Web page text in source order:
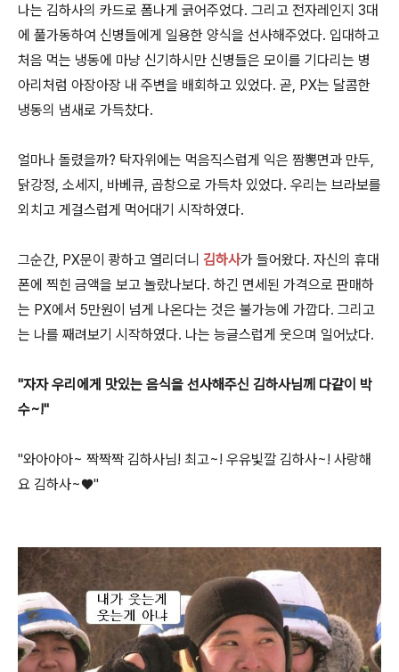
나는 김하사의 카드로 폼나게 긁어주었다. 그리고 전자레인지 3대
에 풀가동하여 신병들에게 일용한 양식을 선사해주었다. 입대하고
처음 먹는 냉동에 마냥 신기하시만 신병들은 모이를 기다리는 병
아리처럼 아장아장 내 주변을 배회하고 있었다. 곧, PX는 달콤한
냉동의 냄새로 가득찼다.
얼마나 돌렸을까? 탁자위에는 먹음직스럽게 익은 짬뽕면과 만두,
닭강정, 소세지, 바베큐, 곱창으로 가득차 있었다. 우리는 브라보를
외치고 게걸스럽게 먹어대기 시작하였다.
그순간, PX문이 쾅하고 열리더니 김하사가 들어왔다. 자신의 휴대
폰에 찍힌 금액을 보고 놀랐나보다. 하긴 면세된 가격으로 판매하
는 PX에서 5만원이 넘게 나온다는 것은 불가능에 가깝다. 그리고
는 나를 째려보기 시작하였다. 나는 능글스럽게 웃으며 일어났다.
"자자 우리에게 맛있는 음식을 선사해주신 김하사님께 다같이 박
수~!"
"와아아아~ 짝짝짝 김하사님! 최고~! 우유빛깔 김하사~! 사랑해
요 김하사~♥"